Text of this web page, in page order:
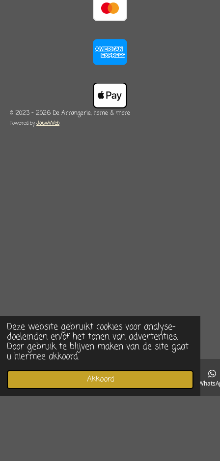
Deze website gebruikt cookies voor analyse-
doeleinden en/of het tonen van advertenties.
Door gebruik te blijven maken van de site gaat
u hiermee akkoord.
Akkoord
© 2023 - 2026 De Arrangerie, home & more
Powered byJouwWeb
Telefoonnummer